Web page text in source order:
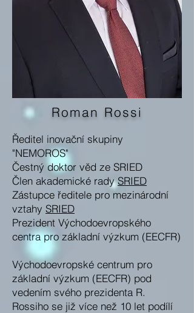
Roman Rossi
Ředitel inovační skupiny
"NEMOROS"
Čestný doktor věd ze SRIED
Člen akademické radySRIED
Zástupce ředitele pro mezinárodní
vztahy SRIED
Prezident Východoevropského
centra pro základní výzkum (EECFR)
Východoevropské centrum pro
základní výzkum (EECFR) pod
vedením svého prezidenta R.
Rossiho se již více než 10 let podílí